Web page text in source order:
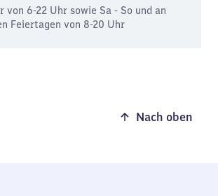
von 6-22 Uhr sowie Sa - So und an
Feiertagen von 8-20 Uhr
Nach oben